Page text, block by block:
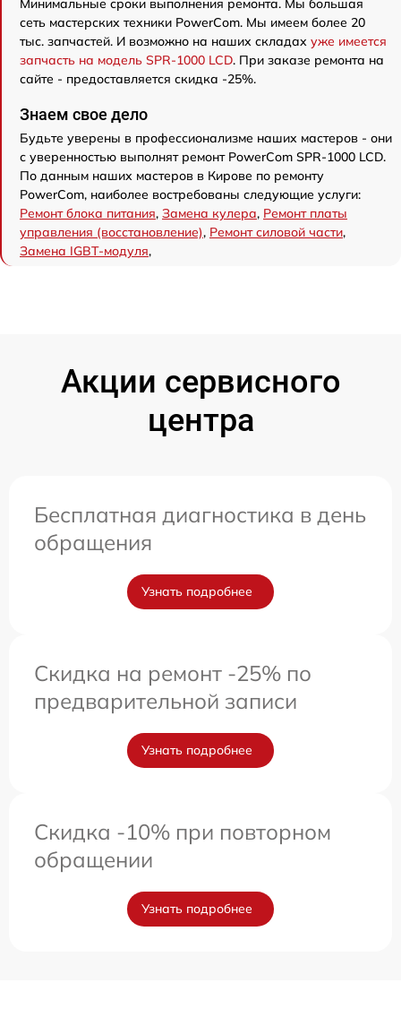
Минимальные сроки выполнения ремонта. Мы большая
сеть мастерских техники PowerCom. Мы имеем более 20
тыс. запчастей. И возможно на наших складах уже имеется
запчасть на модель SPR-1000 LCD. При заказе ремонта на
сайте - предоставляется скидка -25%.
Знаем свое дело
Будьте уверены в профессионализме наших мастеров - они
с уверенностью выполнят ремонт PowerCom SPR-1000 LCD.
По данным наших мастеров в Кирове по ремонту
PowerCom, наиболее востребованы следующие услуги:
Ремонт блока питания, Замена кулера, Ремонт платы
управления (восстановление), Ремонт силовой части,
Замена IGBT-модуля,
Акции сервисного
центра
Бесплатная диагностика в день
обращения
Узнать подробнее
Скидка на ремонт -25% по
предварительной записи
Узнать подробнее
Скидка -10% при повторном
обращении
Узнать подробнее